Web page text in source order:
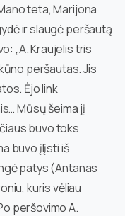
teta, Marijona
ir slaugė peršautą
„A. Kraujelis tris
peršautas. Jis
Ėjo link
Mūsų šeima jį
buvo toks
buvo įlįsti iš
patys (Antanas
kuris vėliau
peršovimo A.